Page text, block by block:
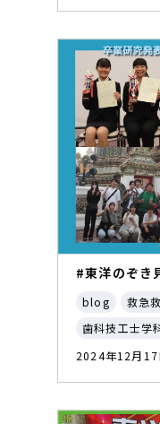
#東洋のぞき
blog 救急
歯科技工士学
2024年12月17